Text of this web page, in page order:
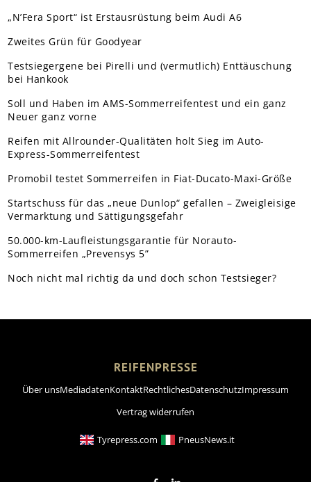
„N’Fera Sport“ ist Erstausrüstung beim Audi A6
Zweites Grün für Goodyear
Testsiegergene bei Pirelli und (vermutlich) Enttäuschung
bei Hankook
Soll und Haben im AMS-Sommerreifentest und ein ganz
Neuer ganz vorne
Reifen mit Allrounder-Qualitäten holt Sieg im Auto-
Express-Sommerreifentest
Promobil testet Sommerreifen in Fiat-Ducato-Maxi-Größe
Startschuss für das „neue Dunlop“ gefallen – Zweigleisige
Vermarktung und Sättigungsgefahr
50.000-km-Laufleistungsgarantie für Norauto-
Sommerreifen „Prevensys 5”
Noch nicht mal richtig da und doch schon Testsieger?
REIFENPRESSE
Über unsMediadatenKontaktRechtlichesDatenschutzImpressum
Vertrag widerrufen
Tyrepress.com PneusNews.it